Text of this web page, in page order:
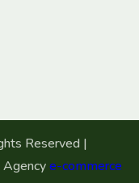
Reserved |
Agencye-commerce